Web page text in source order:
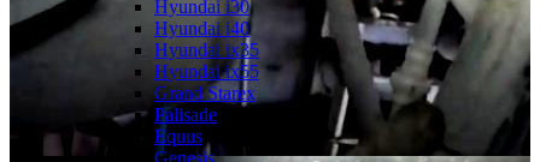
Hyundai i30
Hyundai i40
Hyundai ix35
Hyundai ix55
Grand Starex
Palisade
Equus
Genesis